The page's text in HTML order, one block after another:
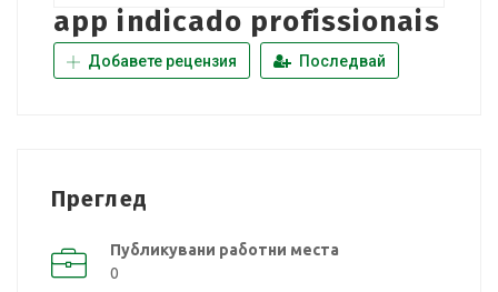
app indicado profissionais
Добавете рецензия Последвай
Преглед
Публикувани работни места
0